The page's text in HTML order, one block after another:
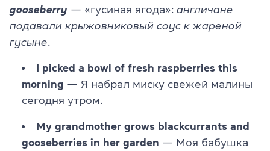
gooseberry — «гусиная ягода»: англичане
подавали крыжовниковый соус к жареной
гусыне.
I picked a bowl of fresh raspberries this
morning — Я набрал миску свежей малины
сегодня утром.
My grandmother grows blackcurrants and
gooseberries in her garden — Моя бабушка